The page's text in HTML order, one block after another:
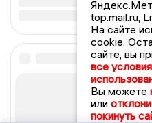
top.mail.ru,
На сайте
cookie.
сайте, вы
все условия
Вы можете
или
покинуть